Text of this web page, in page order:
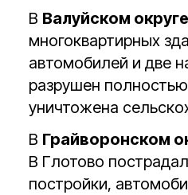
В Валуйском округе
многоквартирных
автомобилей и две
разрушен
уничтожена
В Грайворонском
В Глотово
постройки,